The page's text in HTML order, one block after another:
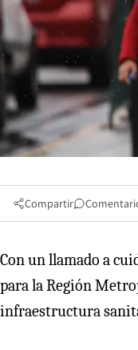
Compartir
Con un llamado a
para la Región
infraestructura